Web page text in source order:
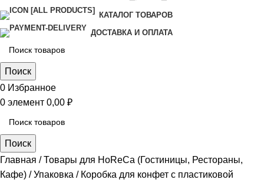
КАТАЛОГ ТОВАРОВ
ДОСТАВКА И ОПЛАТА
Поиск
0 Избранное
0 элемент 0,00 ₽
Поиск
Главная
Товары для HoReCa (Гостиницы, Рестораны,
Кафе)
Упаковка
Коробка для конфет с пластиковой